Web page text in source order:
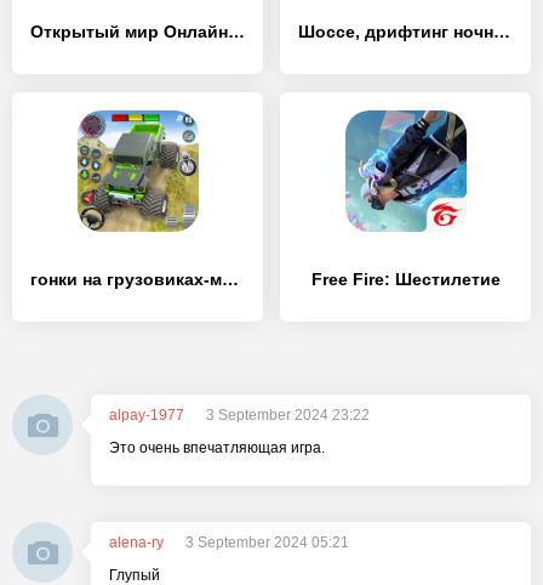
Открытый мир Онлайн. Песочница - [MOD Много денег] Шоссе, дрифтинг ночные гонки - [MOD Бесконечные монеты]
гонки на грузовиках-монстрах - [MOD Много монет] Free Fire: Шестилетие
alpay-1977
3 September 2024 23:22
Это очень впечатляющая игра.
alena-ry
3 September 2024 05:21
Глупый